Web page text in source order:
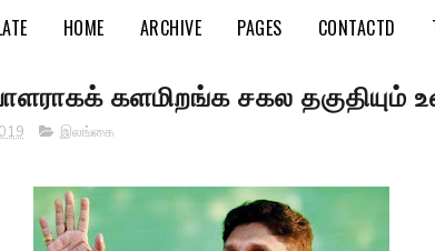
HOME ARCHIVE PAGES CONTACTD
களமிறங்க சகல தகுதியும்
இலங்கை